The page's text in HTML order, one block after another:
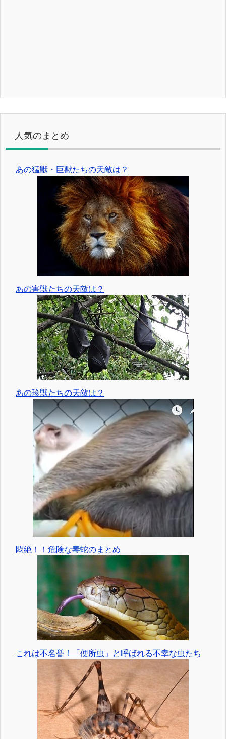
人気のまとめ
あの猛獣・巨獣たちの天敵は？
あの害獣たちの天敵は？
あの珍獣たちの天敵は？
悶絶！！危険な毒蛇のまとめ
これは不名誉！「便所虫」と呼ばれる不幸な虫たち